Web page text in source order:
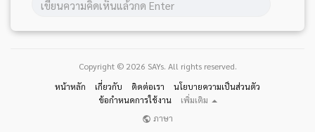
Copyright © 2026 SAYs. All rights reserved.
หน้าหลัก
เกี่ยวกับ ติดต่อเรา
นโยบายความเป็นส่วนตัว
ข้อกำหนดการใช้งาน
เพิ่มเติม
ภาษา